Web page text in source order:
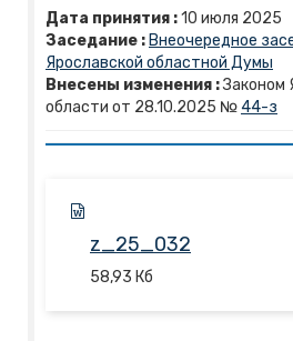
Дата принятия :10 июля 2025
Заседание : Внеочередное
Ярославской областной Думы
Внесены изменения :Законом
области от 28.10.2025 №44-з
z_25_032
58,93 Кб